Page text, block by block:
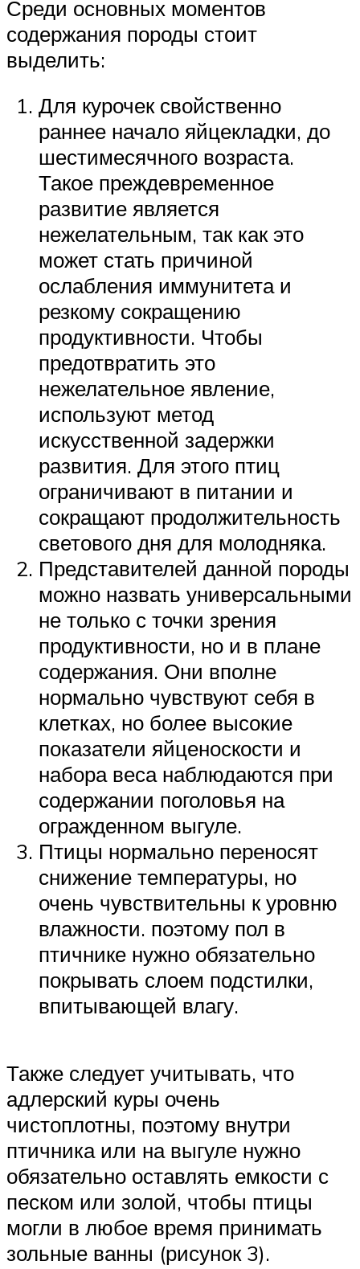
Среди основных моментов
содержания породы стоит
выделить:
Для курочек свойственно
раннее начало яйцекладки, до
шестимесячного возраста.
Такое преждевременное
развитие является
нежелательным, так как это
может стать причиной
ослабления иммунитета и
резкому сокращению
продуктивности. Чтобы
предотвратить это
нежелательное явление,
используют метод
искусственной задержки
развития. Для этого птиц
ограничивают в питании и
сокращают продолжительность
светового дня для молодняка.
Представителей данной породы
можно назвать универсальными
не только с точки зрения
продуктивности, но и в плане
содержания. Они вполне
нормально чувствуют себя в
клетках, но более высокие
показатели яйценоскости и
набора веса наблюдаются при
содержании поголовья на
огражденном выгуле.
Птицы нормально переносят
снижение температуры, но
очень чувствительны к уровню
влажности. поэтому пол в
птичнике нужно обязательно
покрывать слоем подстилки,
впитывающей влагу.
Также следует учитывать, что
адлерский куры очень
чистоплотны, поэтому внутри
птичника или на выгуле нужно
обязательно оставлять емкости с
песком или золой, чтобы птицы
могли в любое время принимать
зольные ванны (рисунок 3).